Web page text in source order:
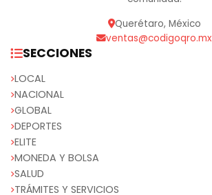
Querétaro, México
ventas@codigoqro.mx
SECCIONES
LOCAL
NACIONAL
GLOBAL
DEPORTES
ELITE
MONEDA Y BOLSA
SALUD
TRÁMITES Y SERVICIOS